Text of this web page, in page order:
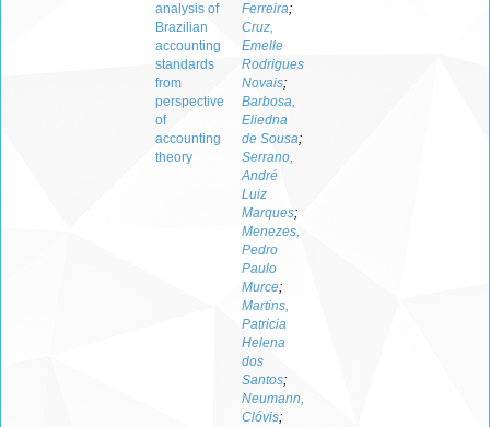
analysis of
Brazilian
accounting
standards
from
perspective
of
accounting
theory
Ferreira;
Cruz,
Emelle
Rodrigues
Novais;
Barbosa,
Eliedna
de Sousa;
Serrano,
André
Luiz
Marques;
Menezes,
Pedro
Paulo
Murce;
Martins,
Patricia
Helena
dos
Santos;
Neumann,
Clóvis;